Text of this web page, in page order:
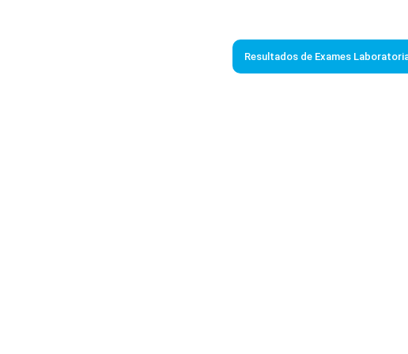
Resultados de Exames